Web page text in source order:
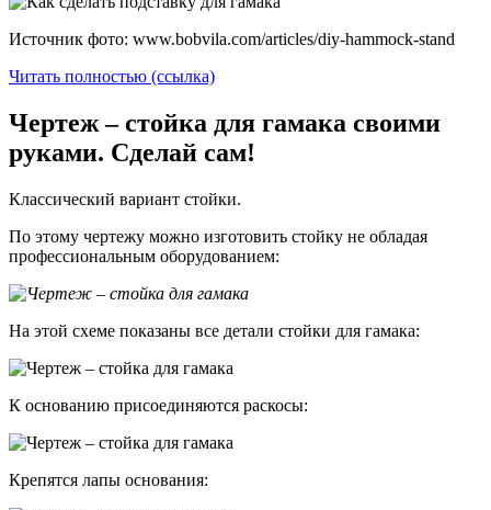
Источник фото: www.bobvila.com/articles/diy-hammock-stand
Читать полностью (ссылка)
Чертеж – стойка для гамака своими
руками. Сделай сам!
Классический вариант стойки.
По этому чертежу можно изготовить стойку не обладая
профессиональным оборудованием:
На этой схеме показаны все детали стойки для гамака:
К основанию присоединяются раскосы:
Крепятся лапы основания: